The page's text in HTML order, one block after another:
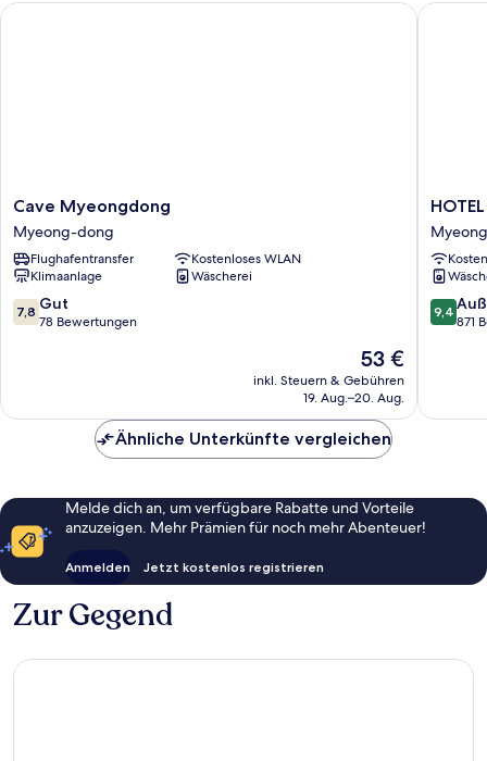
Cave
Myeongdong
Myeong-
dong
Cave Myeongdong
Myeong-dong
Flughafentransfer
Kostenloses WLAN
Klimaanlage
Wäscherei
7.8
von
7,8 Gut
78 Bewertungen
Der
Preis
beträgt
53 €
inkl. Steuern & Gebühren
19. Aug.–20. Aug.
Cave Myeongdong
HOTEL
dong
9.4
von
9,4
871
HOTEL
Ähnliche Unterkünfte vergleichen
Melde dich an, um verfügbare Rabatte und Vorteile
anzuzeigen. Mehr Prämien für noch mehr Abenteuer!
Anmelden Jetzt kostenlos registrieren
Zur Gegend